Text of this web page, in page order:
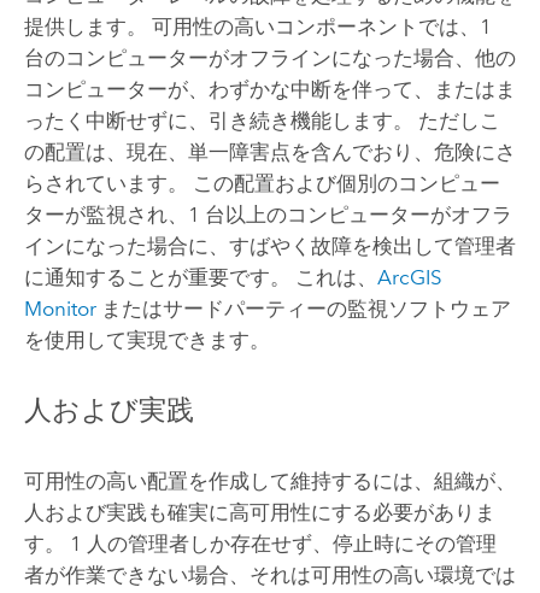
提供します。 可用性の高いコンポーネントでは、1
台のコンピューターがオフラインになった場合、他の
コンピューターが、わずかな中断を伴って、またはま
ったく中断せずに、引き続き機能します。 ただしこ
の配置は、現在、単一障害点を含んでおり、危険にさ
らされています。 この配置および個別のコンピュー
ターが監視され、1 台以上のコンピューターがオフラ
インになった場合に、すばやく故障を検出して管理者
に通知することが重要です。 これは、 ArcGIS
Monitorまたはサードパーティーの監視ソフトウェア
を使用して実現できます。
人および実践
可用性の高い配置を作成して維持するには、組織が、
人および実践も確実に高可用性にする必要がありま
す。 1 人の管理者しか存在せず、停止時にその管理
者が作業できない場合、それは可用性の高い環境では